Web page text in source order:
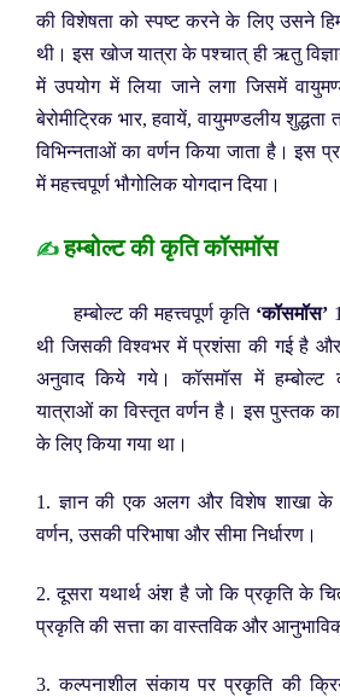
की विशेषता को स्पष्ट करने के लिए उसने
थी। इस खोज यात्रा के पश्चात् ही ऋतु
में उपयोग में लिया जाने लगा जिसमें
बेरोमीट्रिक भार, हवायें, वायुमण्डलीय शुद्धता
विभिन्नताओं का वर्णन किया जाता है। इस
में महत्त्वपूर्ण भौगोलिक योगदान दिया।
✍️हम्बोल्ट की कृति कॉसमॉस
हम्बोल्ट की महत्त्वपूर्ण कृति ‘कॉसमॉस’
थी जिसकी विश्वभर में प्रशंसा की गई है
अनुवाद किये गये। कॉसमॉस में
यात्राओं का विस्तृत वर्णन है। इस पुस्तक का
के लिए किया गया था।
1. ज्ञान की एक अलग और विशेष शाखा के
वर्णन, उसकी परिभाषा और सीमा निर्धारण।
2. दूसरा यथार्थ अंश है जो कि प्रकृति के
प्रकृति की सत्ता का वास्तविक और
3. कल्पनाशील संकाय पर प्रकृति की